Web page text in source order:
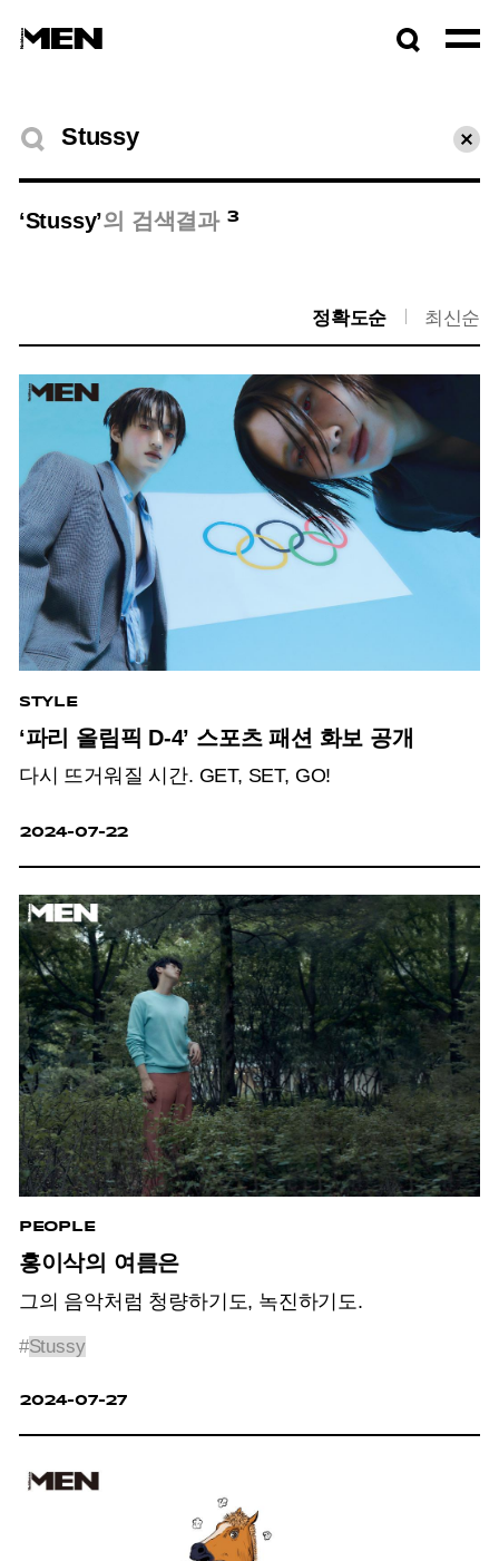
검색결과
초기
‘Stussy’의 검색결과 3
정확도순 최신순
STYLE
‘파리 올림픽 D-4’ 스포츠 패션 화보 공개
다시 뜨거워질 시간. GET, SET, GO!
2024-07-22
PEOPLE
홍이삭의 여름은
그의 음악처럼 청량하기도, 녹진하기도.
#Stussy
2024-07-27